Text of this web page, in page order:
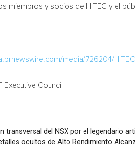
miembros y socios de HITEC y el
media/726204/
Executive Council
transversal del NSX por el legendario
ocultos de Alto Rendimiento